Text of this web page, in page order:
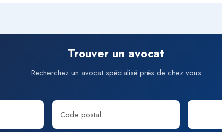
Trouver un avocat
Recherchez un avocat spécialisé près de chez vous